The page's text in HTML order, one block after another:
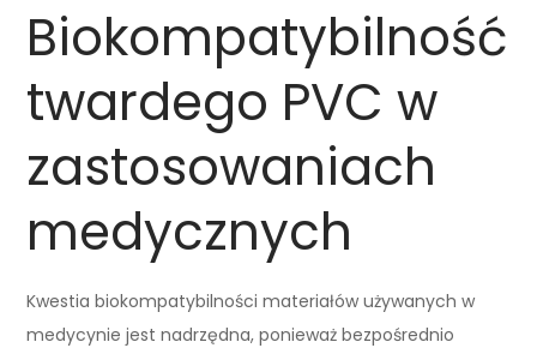
Biokompatybilność
twardego PVC w
zastosowaniach
medycznych
Kwestia biokompatybilności materiałów używanych w
medycynie jest nadrzędna, ponieważ bezpośrednio